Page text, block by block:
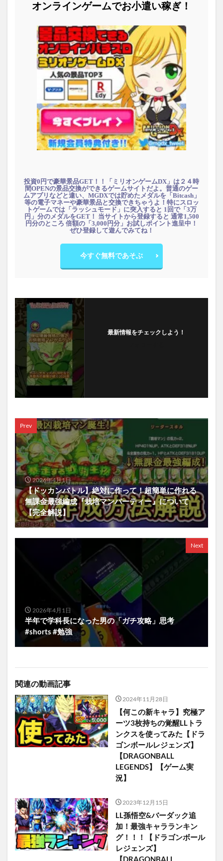
オンラインゲームでお小遣い稼ぎ！
投資0円で豪華景品GET！！「ミリオンゲームDX」は２４時
間OPENの景品交換ができるゲームサイトだよ。普通のゲー
ムアプリなどと違い、MGDXでは貯めたメダルを「Bitcash」
等の電子マネーや豪華景品と交換できちゃうよ！特にスロッ
トゲームでは「ラッシュモード」に突入すると 1回で「3万
円」分のメダルをGET！ 当サイトから登録すると 通常1,500
円分のところ 倍額の「3,000円分」お試しポイント進呈中！
ぜひ登録して遊んでみてね！
今すぐ無料であそぶ
最新情報をチェックしよう！
Prev
2026年4月1日
【ドッカンバトル】絶対に作って！超簡単に作れる
無課金最強編成『栽培マンパーティー』について
【完全解説】
Next
2026年4月1日
半年で学科長になった男の「ガチ攻略」思考
#shorts #勉強
関連の動画記事
2024年11月28日
【何この新キャラ】究極ア
ーツ3枚持ちの覚醒LLトラ
ンクスを使ってみた【ドラ
ゴンボールレジェンズ】
【DRAGONBALL
LEGENDS】【ゲーム実
況】
2023年12月15日
LL孫悟空&バーダック追
加！最強キャラランキン
グ！！！【ドラゴンボール
レジェンズ】
【DRAGONBALL